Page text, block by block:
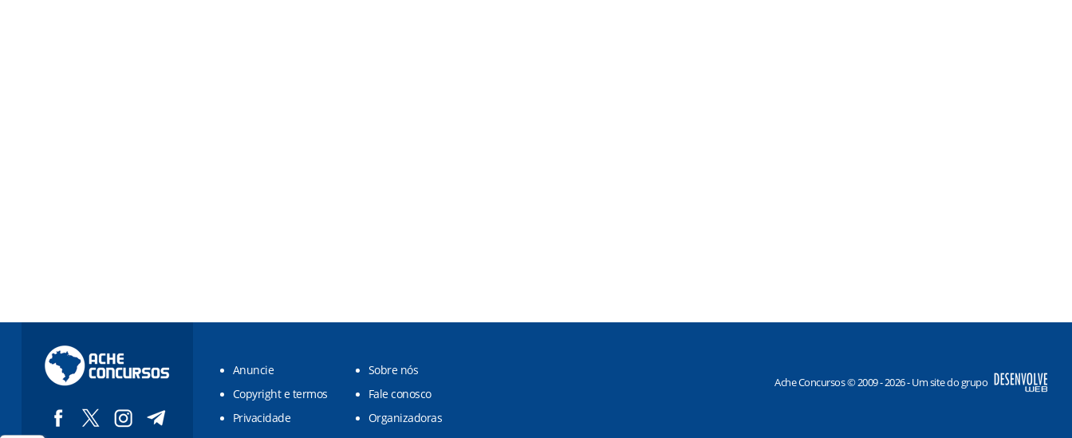
Anuncie
Sobre nós
Copyright e termos
Fale conosco
Privacidade
Organizadoras
Ache Concursos © 2009 - 2026 - Um site do grupo